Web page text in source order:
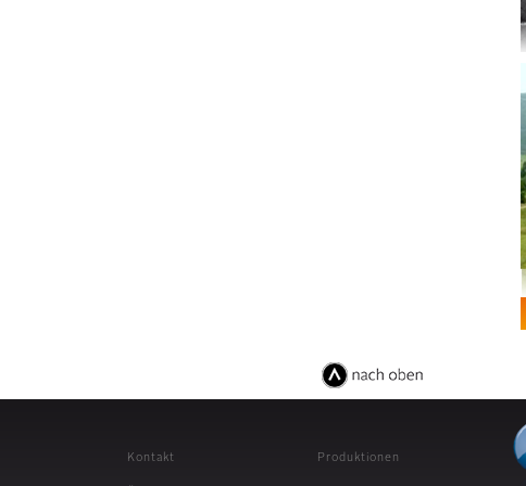
Kontakt Produktionen